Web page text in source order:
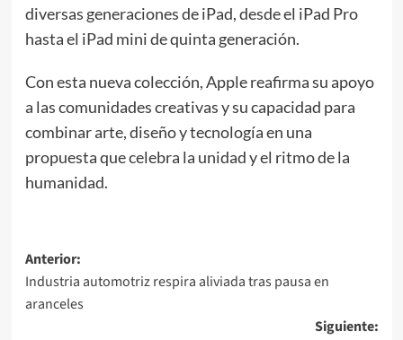
diversas generaciones de iPad, desde el iPad Pro
hasta el iPad mini de quinta generación.
Con esta nueva colección, Apple reafirma su apoyo
a las comunidades creativas y su capacidad para
combinar arte, diseño y tecnología en una
propuesta que celebra la unidad y el ritmo de la
humanidad.
Navegación
de
entradas
Anterior:
Industria automotriz respira aliviada tras pausa en
aranceles
Siguiente: